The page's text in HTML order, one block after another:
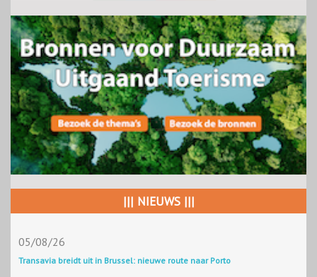
||| NIEUWS |||
05/08/26
Transavia breidt uit in Brussel: nieuwe route naar Porto